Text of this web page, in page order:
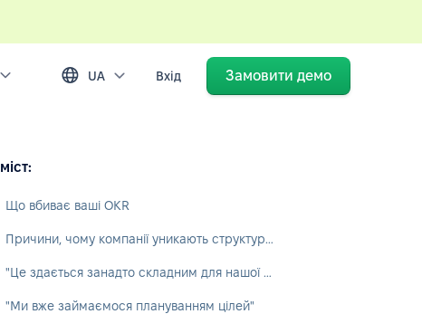
UA Вхід Замовити демо
Що вбиває ваші OKR
Причини, чому компанії уникають структурованих цілей
"Це здається занадто складним для нашої компанії"
"Ми вже займаємося плануванням цілей"